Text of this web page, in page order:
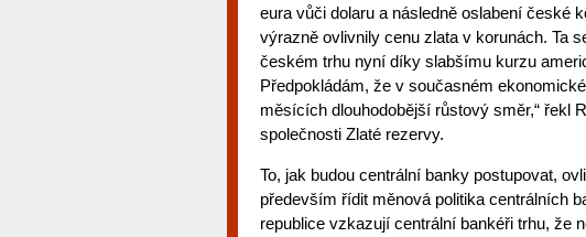
eura vůči dolaru a následně oslabení české
výrazně ovlivnily cenu zlata v korunách. Ta
českém trhu nyní díky slabšímu kurzu
Předpokládám, že v současném
měsících dlouhodobější růstový směr,“ řekl
společnosti Zlaté rezervy.
To, jak budou centrální banky postupovat,
především řídit měnová politika centrálních
republice vzkazují centrální bankéři trhu, že